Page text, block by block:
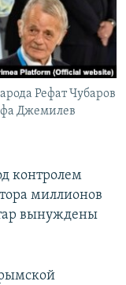
Рефат Чубаров
Джемилев
контролем
миллионов
вынуждены